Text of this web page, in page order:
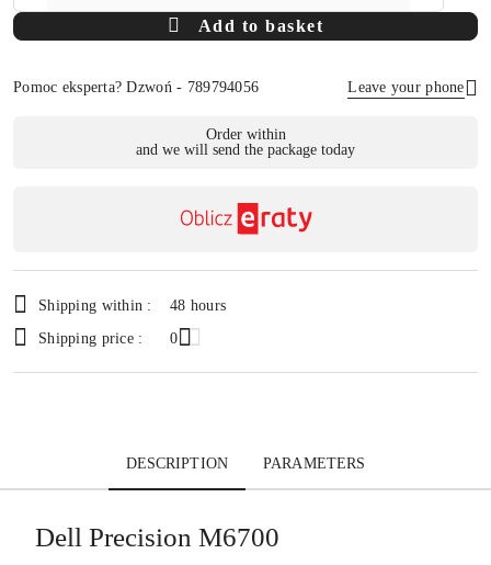
Add to basket
Pomoc eksperta? Dzwoń - 789794056 Leave your phone
Order within
and we will send the package today
Shipping within :
48 hours
Shipping price :
0
DESCRIPTION PARAMETERS
Dell Precision M6700